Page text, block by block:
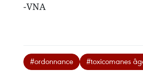
-VNA
#ordonnance #toxicomanes